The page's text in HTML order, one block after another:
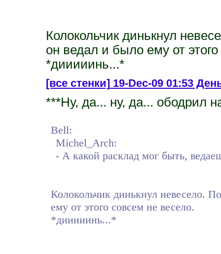
Колокольчик динькнул
он ведал и было ему от
*дииииинь...*
[все стенки]19-Dec-09 01:53
***Ну, да... ну, да... ободрил
Bell:
Michel_Arch:
- А какой расклад мог быть,
Колокольчик динькнул невесело.
ему от этого совсем не весело.
*дииииинь...*